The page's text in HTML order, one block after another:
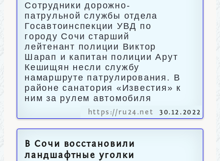
Сотрудники дорожно-
патрульной службы отдела
Госавтоинспекции УВД по
городу Сочи старший
лейтенант полиции Виктор
Шарап и капитан полиции Арут
Кешищян несли службу
намаршруте патрулирования. В
районе санатория «Известия» к
ним за рулем автомобиля
https://ru24.net 30.12.2022
В Сочи восстановили
ландшафтные уголки